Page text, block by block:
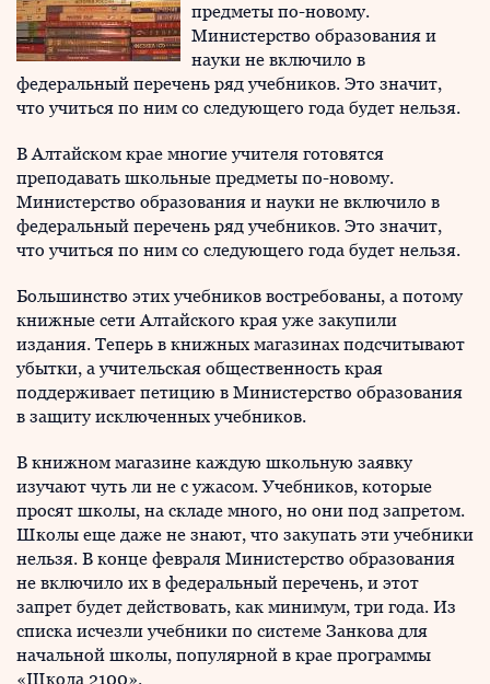
предметы по-новому.
Министерство образования и
науки не включило в
федеральный перечень ряд учебников. Это значит,
что учиться по ним со следующего года будет нельзя.
В Алтайском крае многие учителя готовятся
преподавать школьные предметы по-новому.
Министерство образования и науки не включило в
федеральный перечень ряд учебников. Это значит,
что учиться по ним со следующего года будет нельзя.
Большинство этих учебников востребованы, а потому
книжные сети Алтайского края уже закупили
издания. Теперь в книжных магазинах подсчитывают
убытки, а учительская общественность края
поддерживает петицию в Министерство образования
в защиту исключенных учебников.
В книжном магазине каждую школьную заявку
изучают чуть ли не с ужасом. Учебников, которые
просят школы, на складе много, но они под запретом.
Школы еще даже не знают, что закупать эти учебники
нельзя. В конце февраля Министерство образования
не включило их в федеральный перечень, и этот
запрет будет действовать, как минимум, три года. Из
списка исчезли учебники по системе Занкова для
начальной школы, популярной в крае программы
«Школа 2100».